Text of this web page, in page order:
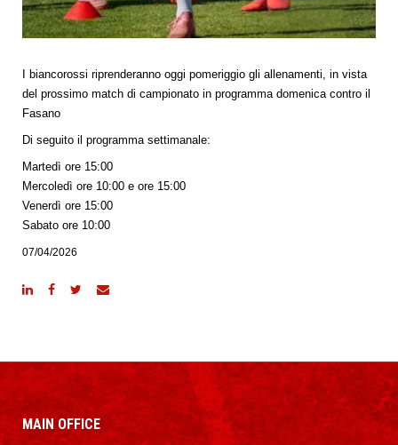
I biancorossi riprenderanno oggi pomeriggio gli allenamenti, in vista
del prossimo match di campionato in programma domenica contro il
Fasano
Di seguito il programma settimanale:
Martedì ore 15:00
Mercoledì ore 10:00 e ore 15:00
Venerdì ore 15:00
Sabato ore 10:00
07/04/2026
MAIN OFFICE